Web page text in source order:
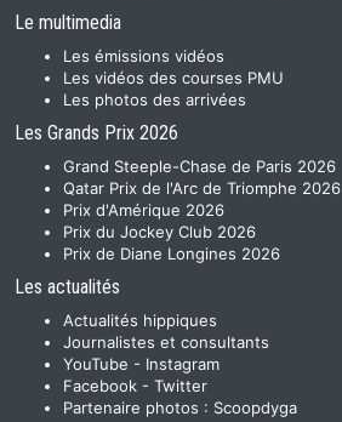
Le multimedia
Les émissions vidéos
Les vidéos des courses PMU
Les photos des arrivées
Les Grands Prix 2026
Grand Steeple-Chase de Paris 2026
Qatar Prix de l'Arc de Triomphe 2026
Prix d'Amérique 2026
Prix du Jockey Club 2026
Prix de Diane Longines 2026
Les actualités
Actualités hippiques
Journalistes et consultants
YouTube - Instagram
Facebook - Twitter
Partenaire photos : Scoopdyga